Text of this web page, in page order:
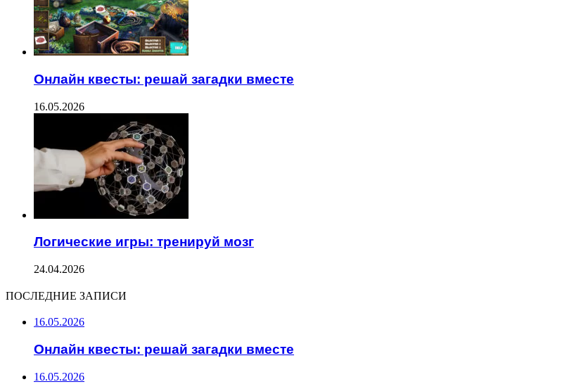
Онлайн квесты: решай загадки вместе
16.05.2026
Логические игры: тренируй мозг
24.04.2026
ПОСЛЕДНИЕ ЗАПИСИ
16.05.2026
Онлайн квесты: решай загадки вместе
16.05.2026